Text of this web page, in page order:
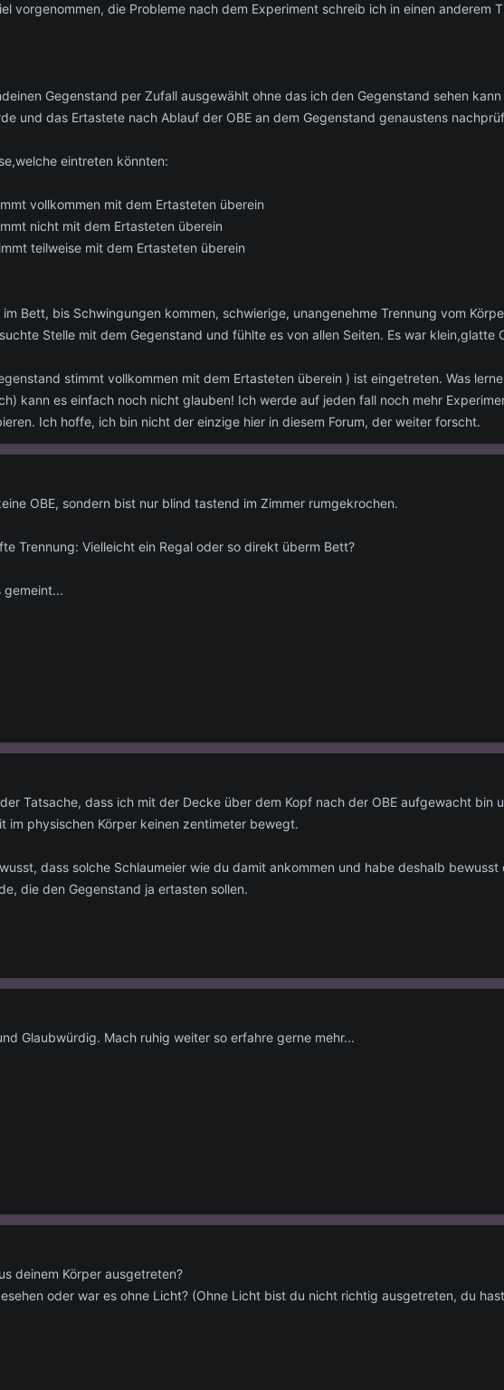
vorgenommen, die Probleme nach dem Experiment schreib ich in einen anderem
Gegenstand per Zufall ausgewählt ohne das ich den Gegenstand sehen
und das Ertastete nach Ablauf der OBE an dem Gegenstand genaustens
eintreten könnten:
vollkommen mit dem Ertasteten überein
nicht mit dem Ertasteten überein
teilweise mit dem Ertasteten überein
Bett, bis Schwingungen kommen, schwierige, unangenehme Trennung vom
Stelle mit dem Gegenstand und fühlte es von allen Seiten. Es war
stimmt vollkommen mit dem Ertasteten überein ) ist eingetreten. Was
kann es einfach noch nicht glauben! Ich werde auf jeden fall noch mehr
Ich hoffe, ich bin nicht der einzige hier in diesem Forum, der weiter forscht.
OBE, sondern bist nur blind tastend im Zimmer rumgekrochen.
Trennung: Vielleicht ein Regal oder so direkt überm Bett?
gemeint...
Tatsache, dass ich mit der Decke über dem Kopf nach der OBE aufgewacht bin
im physischen Körper keinen zentimeter bewegt.
dass solche Schlaumeier wie du damit ankommen und habe deshalb
die den Gegenstand ja ertasten sollen.
Glaubwürdig. Mach ruhig weiter so erfahre gerne mehr...
deinem Körper ausgetreten?
oder war es ohne Licht? (Ohne Licht bist du nicht richtig ausgetreten, du